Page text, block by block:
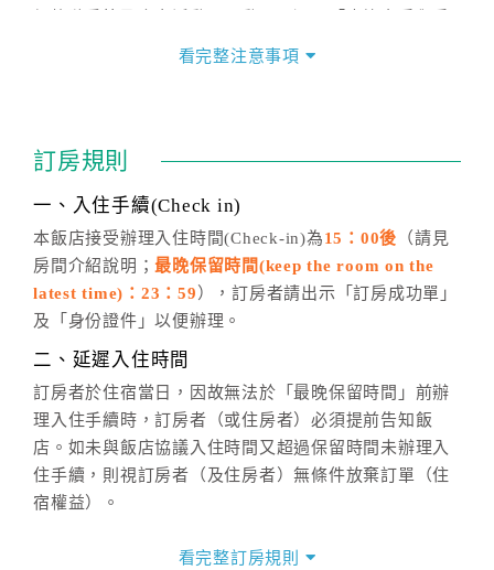
價」之當日價格為標準。
話方式異動訂單。
※非客服時間之申辦異動，皆為次日計算及辦理。
五、客服時間
週一至週日，上午9:00～晚上6:00
六、聯絡方式
(07)9682715 。
看完整注意事項
訂房規則
一、入住手續(Check in)
本飯店接受辦理入住時間(Check-in)為15：00後 （請見
房間介紹說明；最晚保留時間(keep the room on the
latest time)：23：59 ），訂房者請出示「訂房成功單」
及「身份證件」以便辦理。
二、延遲入住時間
訂房者於住宿當日，因故無法於「最晚保留時間」前辦
理入住手續時，訂房者（或住房者）必須提前告知飯
店。如未與飯店協議入住時間又超過保留時間未辦理入
住手續，則視訂房者（及住房者）無條件放棄訂單（住
宿權益）。
看完整訂房規則